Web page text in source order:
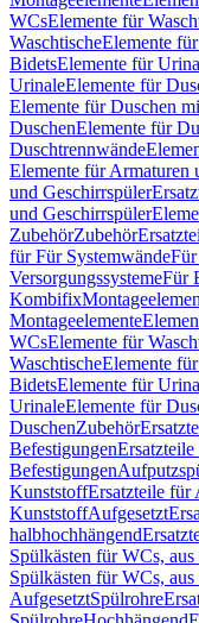
WCsElemente für
WaschtischeElemente
BidetsElemente für
UrinaleElemente für
Elemente für Duschen
DuschenElemente für
Duschtrennwände
Elemente für Armaturen
und Geschirrspüler
und Geschirrspüler
ZubehörZubehör
für Für SystemwändeFür
VersorgungssystemeFür
Kombifix
Montageelemente
WCsElemente für
WaschtischeElemente
BidetsElemente für
UrinaleElemente für
DuschenZubehör
Befestigungen
Befestigungen
KunststoffErsatzteile für
KunststoffAufgesetzt
halbhochhängend
Spülkästen für WCs,
Spülkästen für WCs,
AufgesetztSpülrohre